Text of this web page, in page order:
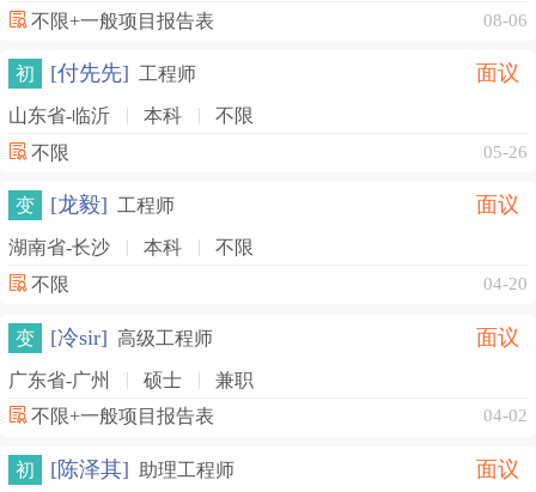
不限+一般项目报告表 08-06
初 [付先先] 工程师 面议
山东省-临沂 本科 不限
不限 05-26
变 [龙毅] 工程师 面议
湖南省-长沙 本科 不限
不限 04-20
变 [冷sir] 高级工程师 面议
广东省-广州 硕士 兼职
不限+一般项目报告表 04-02
初 [陈泽其] 助理工程师 面议